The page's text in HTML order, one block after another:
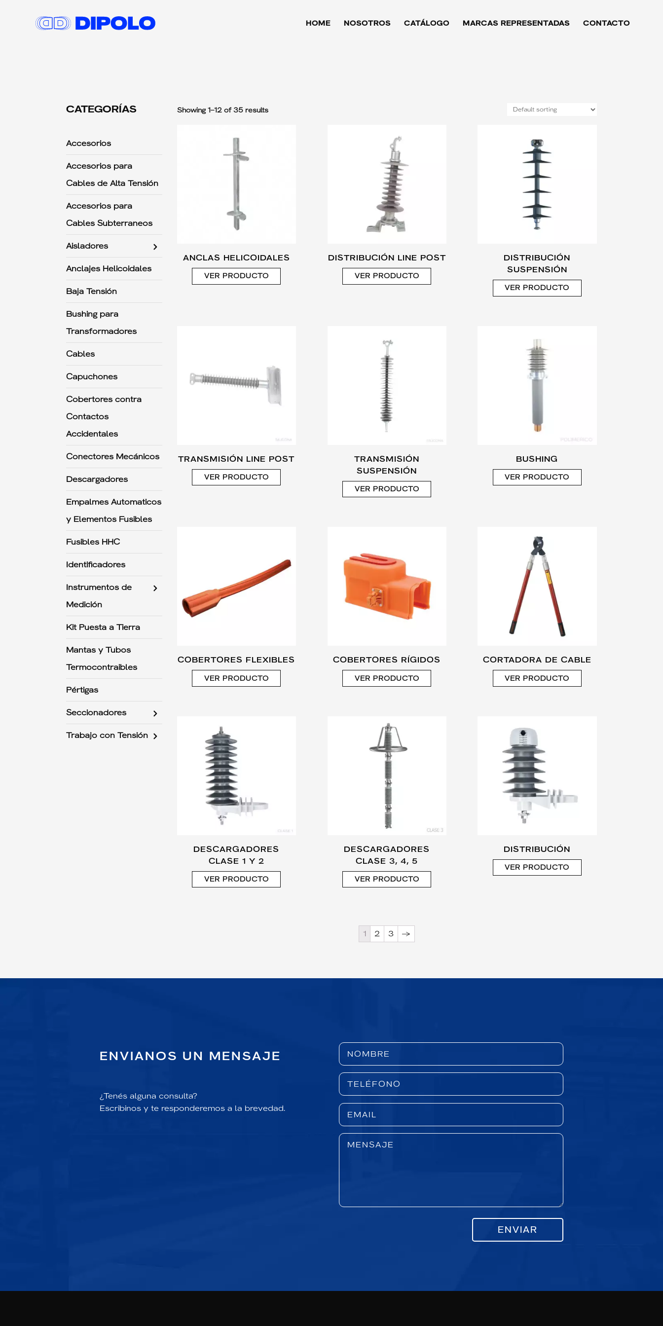
HOME NOSOTROS CATÁLOGO MARCAS REPRESENTADAS CONTACTO
Showing 1–12 of 35 results
ANCLAS HELICOIDALES
VER PRODUCTO
DISTRIBUCIÓN LINE POST
VER PRODUCTO
DISTRIBUCIÓN
SUSPENSIÓN
VER PRODUCTO
TRANSMISIÓN LINE POST
VER PRODUCTO
TRANSMISIÓN
SUSPENSIÓN
VER PRODUCTO
BUSHING
VER PRODUCTO
COBERTORES FLEXIBLES
VER PRODUCTO
COBERTORES RÍGIDOS
VER PRODUCTO
CORTADORA DE CABLE
VER PRODUCTO
DESCARGADORES
CLASE 1 Y 2
VER PRODUCTO
DESCARGADORES
CLASE 3, 4, 5
VER PRODUCTO
DISTRIBUCIÓN
VER PRODUCTO
1 2 3 →
CATEGORÍAS
Accesorios
Accesorios para
Cables de Alta Tensión
Accesorios para
Cables Subterraneos
Aisladores
Anclajes Helicoidales
Baja Tensión
Bushing para
Transformadores
Cables
Capuchones
Cobertores contra
Contactos
Accidentales
Conectores Mecánicos
Descargadores
Empalmes Automaticos
y Elementos Fusibles
Fusibles HHC
Identificadores
Instrumentos de
Medición
Kit Puesta a Tierra
Mantas y Tubos
Termocontraibles
Pértigas
Seccionadores
Trabajo con Tensión
ENVIANOS UN MENSAJE
¿Tenés alguna consulta?
Escribinos y te responderemos a la brevedad.
ENVIAR